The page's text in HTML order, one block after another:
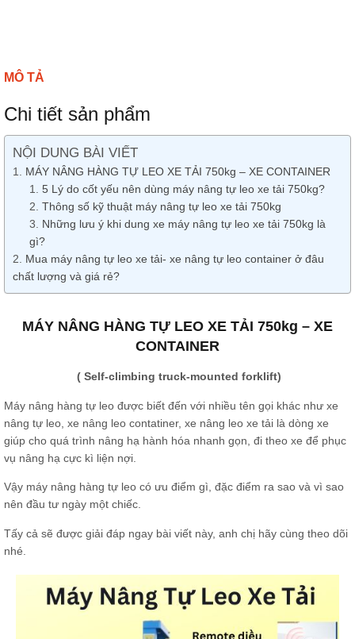
MÔ TẢ
Chi tiết sản phẩm
NỘI DUNG BÀI VIẾT
MÁY NÂNG HÀNG TỰ LEO XE TẢI 750kg – XE CONTAINER
5 Lý do cốt yếu nên dùng máy nâng tự leo xe tải 750kg?
Thông số kỹ thuật máy nâng tự leo xe tải 750kg
Những lưu ý khi dung xe máy nâng tự leo xe tải 750kg là
gì?
Mua máy nâng tự leo xe tải- xe nâng tự leo container ở đâu
chất lượng và giá rẻ?
MÁY NÂNG HÀNG TỰ LEO XE TẢI 750kg – XE
CONTAINER
( Self-climbing truck-mounted forklift)
Máy nâng hàng tự leo được biết đến với nhiều tên gọi khác như xe
nâng tự leo, xe nâng leo contatiner, xe nâng leo xe tải là dòng xe
giúp cho quá trình nâng hạ hành hóa nhanh gọn, đi theo xe để phục
vụ nâng hạ cực kì liện nợi.
Vậy máy nâng hàng tự leo có ưu điểm gì, đặc điểm ra sao và vì sao
nên đầu tư ngày một chiếc.
Tấy cả sẽ được giải đáp ngay bài viết này, anh chị hãy cùng theo dõi
nhé.